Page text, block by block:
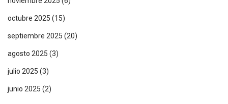
octubre 2025 (15)
septiembre 2025 (20)
agosto 2025 (3)
julio 2025 (3)
junio 2025 (2)